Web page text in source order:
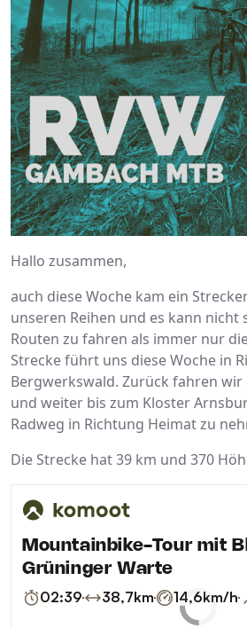
Hallo zusammen,
auch diese Woche kam ein
unseren Reihen und es kann nicht
Routen zu fahren als immer nur
Strecke führt uns diese Woche in
Bergwerkswald. Zurück fahren
und weiter bis zum Kloster
Radweg in Richtung Heimat zu
Die Strecke hat 39 km und 370